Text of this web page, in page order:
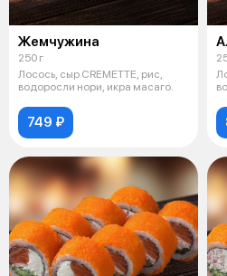
Жемчужина
250 г
Лосось, сыр CREMETTE, рис,
водоросли нори, икра масаго.
749 ₽